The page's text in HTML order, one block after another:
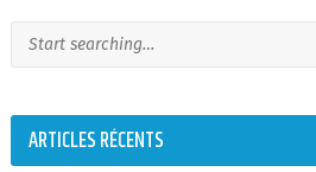
ARTICLES RÉCENTS